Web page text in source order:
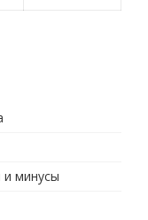
и минусы